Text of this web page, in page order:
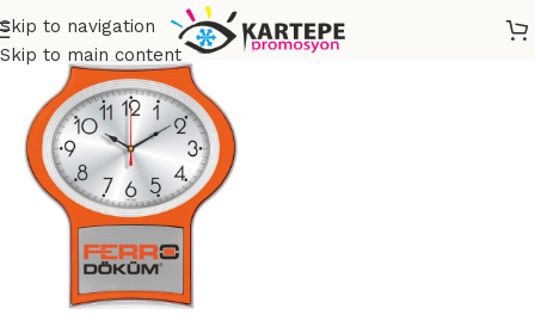
Skip to navigation
Skip to main content